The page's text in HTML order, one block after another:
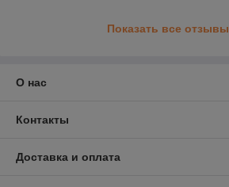
Показать все отзывы
О нас
Контакты
Доставка и оплата